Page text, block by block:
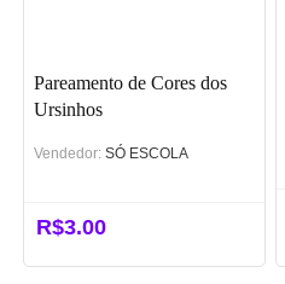
Pareamento de Cores dos
Ursinhos
Vendedor: SÓ ESCOLA
R$3.00